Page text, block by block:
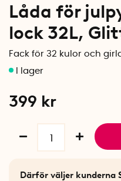
Låda för
lock 32L,
Fack för 32 kulor och
399 kr
Därför väljer kunderna